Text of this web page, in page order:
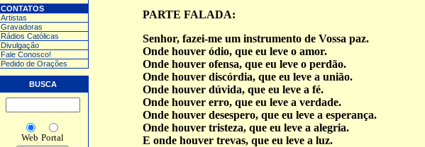
CONTATOS
Artistas
Gravadoras
Rádios Católicas
Divulgação
Fale Conosco!
Pedido de Orações
BUSCA
Web Portal
PARTE FALADA:
Senhor, fazei-me um instrumento de Vossa paz.
Onde houver ódio, que eu leve o amor.
Onde houver ofensa, que eu leve o perdão.
Onde houver discórdia, que eu leve a união.
Onde houver dúvida, que eu leve a fé.
Onde houver erro, que eu leve a verdade.
Onde houver desespero, que eu leve a esperança.
Onde houver tristeza, que eu leve a alegria.
E onde houver trevas, que eu leve a luz.